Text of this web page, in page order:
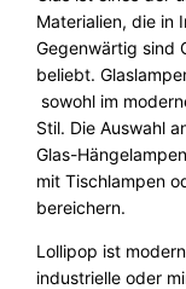
g
e
Materialien, die in
Gegenwärtig sind
beliebt.
sowohl im
Stil. Die Auswahl
Glas-
mit Tischlampen
bereichern.
Lollipop ist
industrielle oder